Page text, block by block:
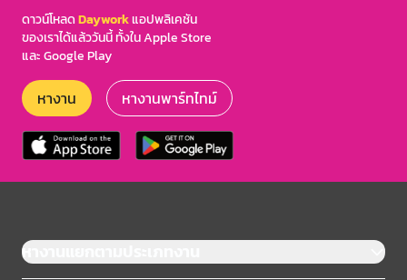
ดาวน์โหลดDayworkแอปพลิเคชัน
ของเราได้แล้ววันนี้ ทั้งใน Apple Store
และ Google Play
หางาน หางานพาร์ทไทม์
หางานแยกตามประเภทงาน